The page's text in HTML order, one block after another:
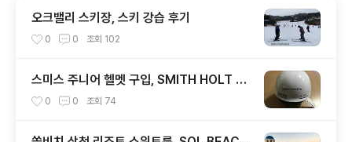
오크밸리 스키장, 스키 강습 후기
0 0 조회 102
스미스 주니어 헬멧 구입, SMITH HOLT JR
1920
0 0 조회 74